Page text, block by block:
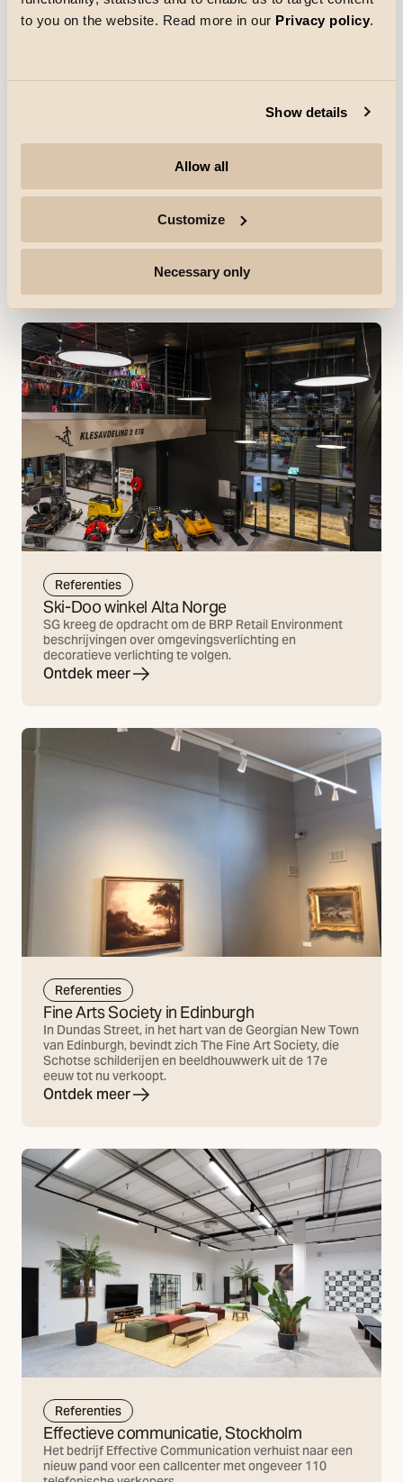
to you on the website. Read more in our Privacy policy.
Show details
Allow all
Customize
Necessary only
Netto Skallebølle
winkel geopend met een nieuw design. Alles, van de
van de Netto-medewerkers, is vernieuwd.
Referenties
Ski-Doo winkel Alta Norge
SG kreeg de opdracht om de BRP Retail Environment
beschrijvingen over omgevingsverlichting en
decoratieve verlichting te volgen.
Ontdek meer
Referenties
Fine Arts Society in Edinburgh
In Dundas Street, in het hart van de Georgian New Town
van Edinburgh, bevindt zich The Fine Art Society, die
Schotse schilderijen en beeldhouwwerk uit de 17e
eeuw tot nu verkoopt.
Ontdek meer
Referenties
Effectieve communicatie, Stockholm
Het bedrijf Effective Communication verhuist naar een
nieuw pand voor een callcenter met ongeveer 110